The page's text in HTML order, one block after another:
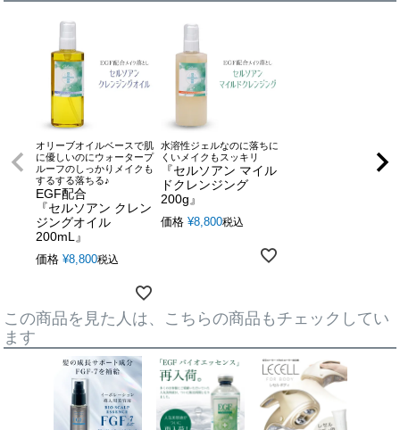
オリーブオイルベースで肌
に優しいのにウォータープ
ルーフのしっかりメイクも
するする落ちる♪
EGF配合
『セルソアン クレン
ジングオイル
200mL』
価格 ¥8,800税込
水溶性ジェルなのに落ちに
くいメイクもスッキリ
『セルソアン マイル
ドクレンジング
200g』
価格 ¥8,800税込
この商品を見た人は、こちらの商品もチェックしてい
ます